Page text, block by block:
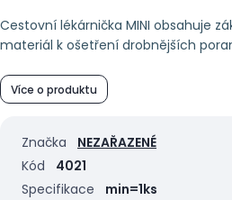
Cestovní lékárnička MINI obsahuje
materiál k ošetření drobnějších
Více o produktu
Značka
NEZAŘAZENÉ
Kód
4021
Specifikace
min=1ks